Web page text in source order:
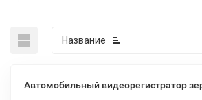
Название
Автомобильный видеорегистратор